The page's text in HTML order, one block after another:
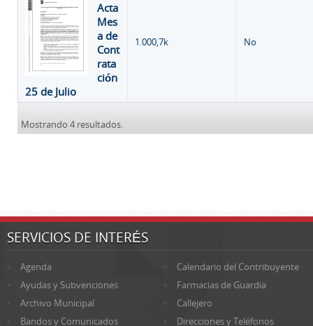
Acta
Mes
a de
Cont
rata
ción
25 de Julio
1.000,7k No
Mostrando 4 resultados.
SERVICIOS DE INTERÉS
Agenda
Calendario del Contribuyente
Ayudas y Subvenciones
Farmacias de Guardia
Archivo Municipal
Callejero
Bandos y Comunicados
Direcciones y Teléfonos